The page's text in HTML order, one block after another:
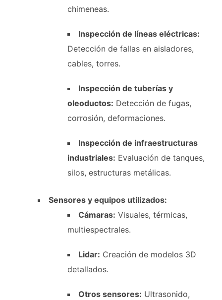
chimeneas.
Inspección de líneas eléctricas:
Detección de fallas en aisladores,
cables, torres.
Inspección de tuberías y
oleoductos: Detección de fugas,
corrosión, deformaciones.
Inspección de infraestructuras
industriales: Evaluación de tanques,
silos, estructuras metálicas.
Sensores y equipos utilizados:
Cámaras: Visuales, térmicas,
multiespectrales.
Lidar: Creación de modelos 3D
detallados.
Otros sensores: Ultrasonido,